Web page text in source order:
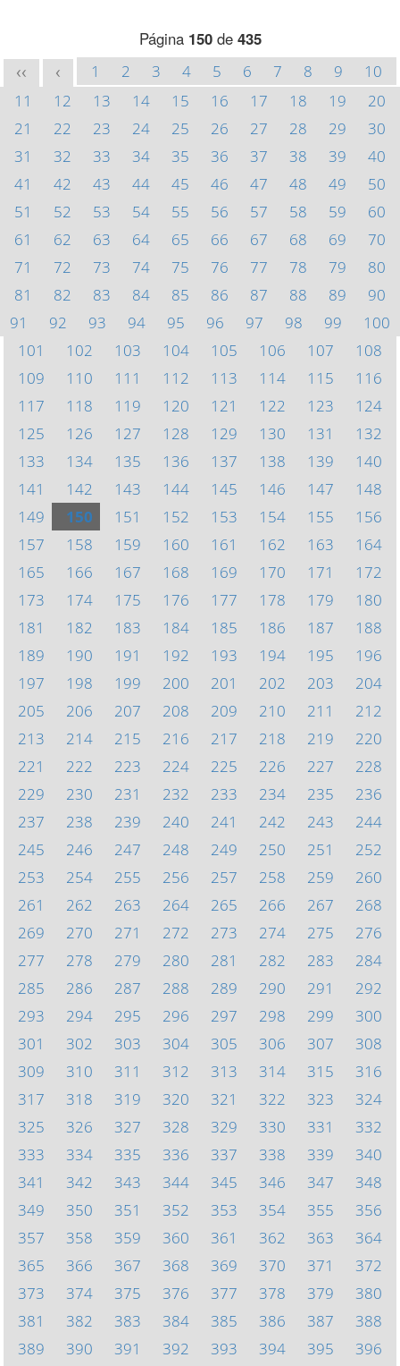
Página 150de 435
<< < 1 2 3 4 5 6 7 8 9
10
11
12 13 14 15 16 17 18 19
20
21
22 23 24 25 26 27 28 29
30
31
32 33 34 35 36 37 38 39
40
41
42 43 44 45 46 47 48 49
50
51
52 53 54 55 56 57 58 59
60
61
62 63 64 65 66 67 68 69
70
71
72 73 74 75 76 77 78 79
80
81
82 83 84 85 86 87 88 89
90
91
92 93 94 95 96 97 98 99
100
101
102 103 104 105 106 107
108
109
110 111 112 113 114 115
116
117
118 119 120 121 122 123
124
125
126 127 128 129 130 131
132
133
134 135 136 137 138 139
140
141
142 143 144 145 146 147
148
149
150 151 152 153 154 155
156
157
158 159 160 161 162 163
164
165
166 167 168 169 170 171
172
173
174 175 176 177 178 179
180
181
182 183 184 185 186 187
188
189
190 191 192 193 194 195
196
197
198 199 200 201 202 203
204
205
206 207 208 209 210 211
212
213
214 215 216 217 218 219
220
221
222 223 224 225 226 227
228
229
230 231 232 233 234 235
236
237
238 239 240 241 242 243
244
245
246 247 248 249 250 251
252
253
254 255 256 257 258 259
260
261
262 263 264 265 266 267
268
269
270 271 272 273 274 275
276
277
278 279 280 281 282 283
284
285
286 287 288 289 290 291
292
293
294 295 296 297 298 299
300
301
302 303 304 305 306 307
308
309
310 311 312 313 314 315
316
317
318 319 320 321 322 323
324
325
326 327 328 329 330 331
332
333
334 335 336 337 338 339
340
341
342 343 344 345 346 347
348
349
350 351 352 353 354 355
356
357
358 359 360 361 362 363
364
365
366 367 368 369 370 371
372
373
374 375 376 377 378 379
380
381
382 383 384 385 386 387
388
389
390 391 392 393 394 395 396